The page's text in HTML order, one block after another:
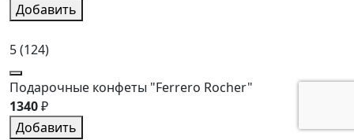
Добавить
5(124)
Подарочные конфеты "Ferrero Rocher"
1340₽
Добавить